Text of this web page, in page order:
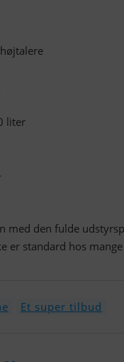
liter
med den fulde
er standard hos
Et super tilbud